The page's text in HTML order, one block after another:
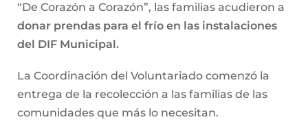
“De Corazón a Corazón”, las familias acudieron a
donar prendas para el frío en las instalaciones
del DIF Municipal.
La Coordinación del Voluntariado comenzó la
entrega de la recolección a las familias de las
comunidades que más lo necesitan.